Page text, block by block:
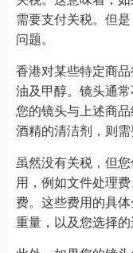
需要支付关税。但
问题。
香港对某些特定商
油及甲醇。镜头通
您的镜头与上述商
酒精的清洁剂，则需
虽然没有关税，但
用，例如文件处理
费。这些费用的具
重量，以及您选择的